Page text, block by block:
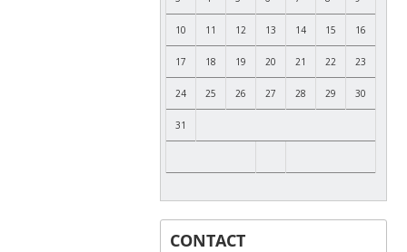
10 11 12 13 14 15 16
17 18 19 20 21 22 23
24 25 26 27 28 29 30
31
CONTACT